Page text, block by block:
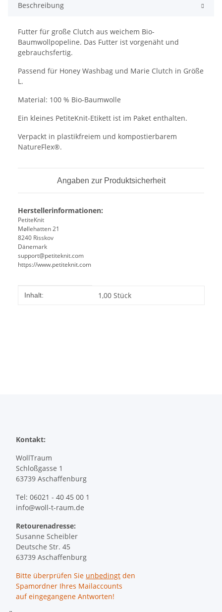
Beschreibung
Futter für große Clutch aus weichem Bio-
Baumwollpopeline. Das Futter ist vorgenäht und
gebrauchsfertig.
Passend für Honey Washbag und Marie Clutch in Größe
L.
Material: 100 % Bio-Baumwolle
Ein kleines PetiteKnit-Etikett ist im Paket enthalten.
Verpackt in plastikfreiem und kompostierbarem
NatureFlex®.
Angaben zur Produktsicherheit
Herstellerinformationen:
PetiteKnit
Møllehatten 21
8240 Risskov
Dänemark
support@petiteknit.com
https://www.petiteknit.com
Produkteigenschaft
Wert
Inhalt: 1,00 Stück
Kontakt:
WollTraum
Schloßgasse 1
63739 Aschaffenburg
Tel: 06021 - 40 45 00 1
info@woll-t-raum.de
Retourenadresse:
Susanne Scheibler
Deutsche Str. 45
63739 Aschaffenburg
Bitte überprüfen Sie unbedingt den
Spamordner Ihres Mailaccounts
auf eingegangene Antworten!